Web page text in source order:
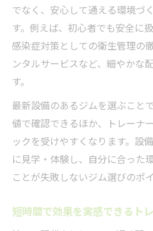
でなく、安心して通える環境づ
す。例えば、初心者でも安全に
感染症対策としての衛生管理の
ンタルサービスなど、細やかな
す。
最新設備のあるジムを選ぶこと
値で確認できるほか、トレーナ
ックを受けやすくなります。設
に見学・体験し、自分に合った
ことが失敗しないジム選びのポ
短時間で効果を実感できるト